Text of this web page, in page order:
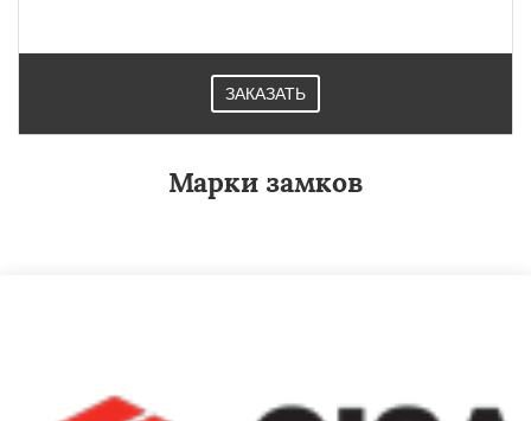
ЗАКАЗАТЬ
Марки замков